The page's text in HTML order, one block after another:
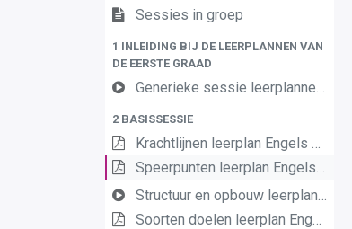
Sessies in groep
1 INLEIDING BIJ DE LEERPLANNEN VAN
DE EERSTE GRAAD
Generieke sessie leerplannen 1ste graad
2 BASISSESSIE
Krachtlijnen leerplan Engels eerste graad A-stroom
Speerpunten leerplan Engels eerste graad A-stroom
Structuur en opbouw leerplannen Engels en Frans eerste graad
Soorten doelen leerplan Engels/Frans eerste graad A-stroom